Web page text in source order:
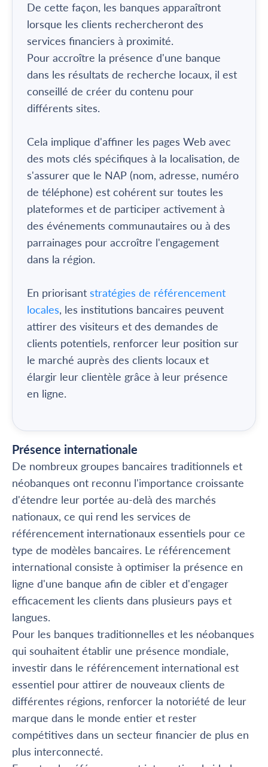
De cette façon, les banques apparaîtront
lorsque les clients rechercheront des
services financiers à proximité.
Pour accroître la présence d'une banque
dans les résultats de recherche locaux, il est
conseillé de créer du contenu pour
différents sites.
Cela implique d'affiner les pages Web avec
des mots clés spécifiques à la localisation, de
s'assurer que le NAP (nom, adresse, numéro
de téléphone) est cohérent sur toutes les
plateformes et de participer activement à
des événements communautaires ou à des
parrainages pour accroître l'engagement
dans la région.
En priorisant stratégies de référencement
locales, les institutions bancaires peuvent
attirer des visiteurs et des demandes de
clients potentiels, renforcer leur position sur
le marché auprès des clients locaux et
élargir leur clientèle grâce à leur présence
en ligne.
Présence internationale
De nombreux groupes bancaires traditionnels et
néobanques ont reconnu l'importance croissante
d'étendre leur portée au-delà des marchés
nationaux, ce qui rend les services de
référencement internationaux essentiels pour ce
type de modèles bancaires. Le référencement
international consiste à optimiser la présence en
ligne d'une banque afin de cibler et d'engager
efficacement les clients dans plusieurs pays et
langues.
Pour les banques traditionnelles et les néobanques
qui souhaitent établir une présence mondiale,
investir dans le référencement international est
essentiel pour attirer de nouveaux clients de
différentes régions, renforcer la notoriété de leur
marque dans le monde entier et rester
compétitives dans un secteur financier de plus en
plus interconnecté.